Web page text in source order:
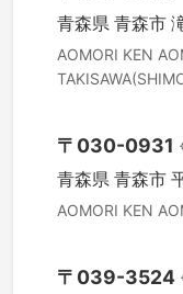
青森県 青森市
AOMORI KEN
〒 030-0931
青森県 青森市
AOMORI KEN
〒 039-3524